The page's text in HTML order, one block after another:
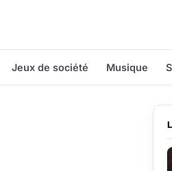
Jeux de société Musique